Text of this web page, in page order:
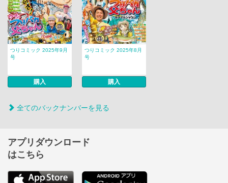
つりコミック 2025年9月
号
購入
つりコミック 2025年8月
号
購入
全てのバックナンバーを見る
アプリダウンロード
はこちら